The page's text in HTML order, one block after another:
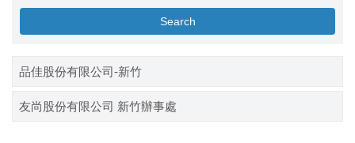
Search
品佳股份有限公司-新竹
友尚股份有限公司 新竹辦事處